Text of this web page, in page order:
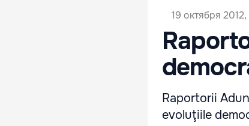
19 октября
Raportorii
evoluţiile